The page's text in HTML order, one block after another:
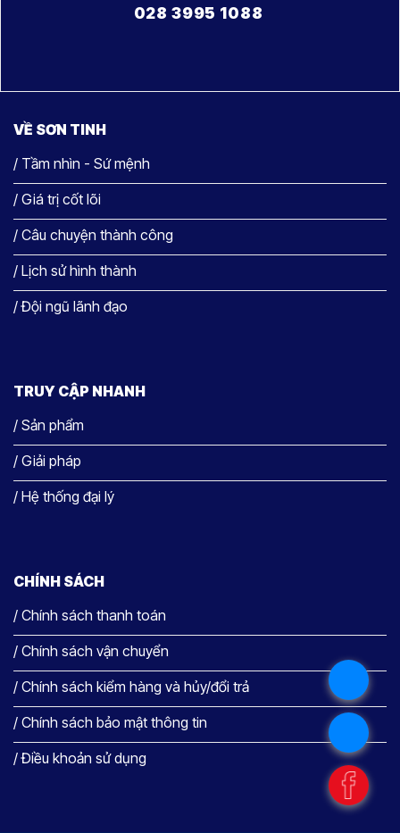
028 3995 1088
VỀ SƠN TINH
/ Tầm nhìn - Sứ mệnh
/ Giá trị cốt lõi
/ Câu chuyện thành công
/ Lịch sử hình thành
/ Đội ngũ lãnh đạo
TRUY CẬP NHANH
/ Sản phẩm
/ Giải pháp
/ Hệ thống đại lý
CHÍNH SÁCH
/ Chính sách thanh toán
/ Chính sách vận chuyển
/ Chính sách kiểm hàng và hủy/đổi trả
/ Chính sách bảo mật thông tin
/ Điều khoản sử dụng
.